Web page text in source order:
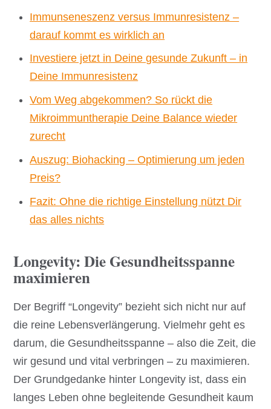
Immunseneszenz versus Immunresistenz –
darauf kommt es wirklich an
Investiere jetzt in Deine gesunde Zukunft – in
Deine Immunresistenz
Vom Weg abgekommen? So rückt die
Mikroimmuntherapie Deine Balance wieder
zurecht
Auszug: Biohacking – Optimierung um jeden
Preis?
Fazit: Ohne die richtige Einstellung nützt Dir
das alles nichts
Longevity: Die Gesundheitsspanne
maximieren
Der Begriff “Longevity” bezieht sich nicht nur auf
die reine Lebensverlängerung. Vielmehr geht es
darum, die Gesundheitsspanne – also die Zeit, die
wir gesund und vital verbringen – zu maximieren.
Der Grundgedanke hinter Longevity ist, dass ein
langes Leben ohne begleitende Gesundheit kaum